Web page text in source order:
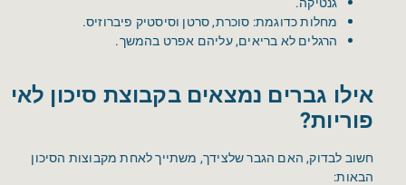
מחלות כדוגמת: סוכרת, סרטן וסיסטיק פיברוזיס.
הרגלים לא בריאים, עליהם אפרט בהמשך.
אילו גברים נמצאים בקבוצת סיכון לאי
פוריות?
חשוב לבדוק, האם הגבר שלצידך, משתייך לאחת מקבוצות הסיכון
הבאות: